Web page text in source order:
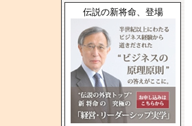
伝説の新将命、登場